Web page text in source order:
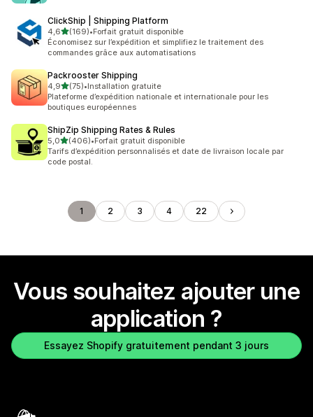
ClickShip | Shipping Platform
4,6étoile(s) sur 5
(169)
169 avis au total
•Forfait gratuit disponible
Économisez sur l’expédition et simplifiez le traitement des
commandes grâce aux automatisations
Packrooster Shipping
4,9étoile(s) sur 5
(75)
75 avis au total
•Installation gratuite
Plateforme d’expédition nationale et internationale pour les
boutiques européennes
ShipZip Shipping Rates & Rules
5,0étoile(s) sur 5
(406)
406 avis au total
•Forfait gratuit disponible
Tarifs d’expédition personnalisés et date de livraison locale par
code postal.
1 2 3 4 22
Vous souhaitez ajouter une
application ?
Essayez Shopify gratuitement pendant 3 jours